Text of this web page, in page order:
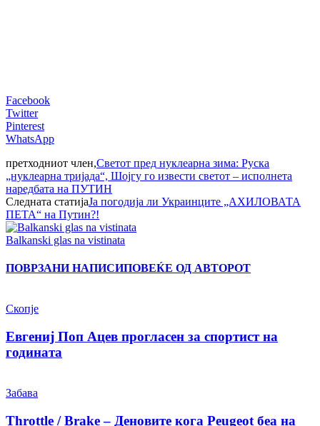
Facebook
Twitter
Pinterest
WhatsApp
претходниот член,Светот пред нуклеарна зима: Руска
„нуклеарна тријада“, Шојгу го извести светот – исполнета
наредбата на ПУТИН
Следната статијаЈа погодија ли Украинците „АХИЛОВАТА
ПЕТА“ на Путин?!
Balkanski glas na vistinata
ПОВРЗАНИ НАПИСИПОВЕЌЕ ОД АВТОРОТ
Скопје
Евгениј Поп Ацев прогласен за спортист на
годината
Забава
Throttle / Brake – Деновите кога Peugeot беа на